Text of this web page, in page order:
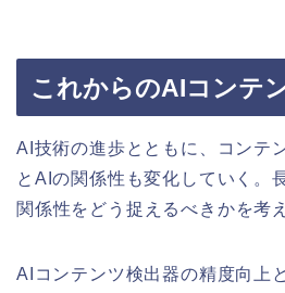
これからのAIコンテ
AI技術の進歩とともに、コンテ
とAIの関係性も変化していく。
関係性をどう捉えるべきかを考
AIコンテンツ検出器の精度向上